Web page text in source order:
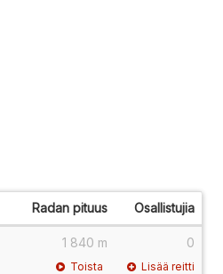
Radan pituus Osallistujia
1 840 m 0
Toista Lisää reitti